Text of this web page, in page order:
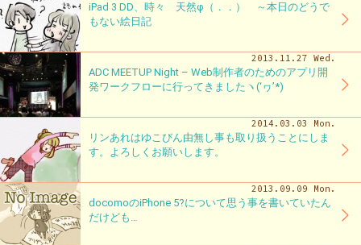
iPad 3 DD、時々 天然φ（．．） ～本日のどうで
もない絵日記
2013.11.27 Wed.
ADC MEETUP Night – Web制作者のためのアプリ開
発ワークフローに行ってきましたヽ(‘ヮ’*)ゝ
2014.03.03 Mon.
リンあれはゆこびん由無し事も取り扱うことにしま
す。よろしくお願いします。
2013.09.09 Mon.
docomoのiPhone 5?について思う事を書いていたん
だけども…